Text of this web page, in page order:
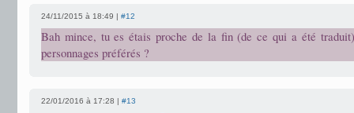
24/11/2015 à 18:49 | #12
Bah mince, tu es étais proche de la fin (de ce qui a été
personnages préférés ?
22/01/2016 à 17:28 | #13